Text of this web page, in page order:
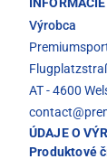
Výrobca
AT - 4600
ÚDAJE O
Produktové